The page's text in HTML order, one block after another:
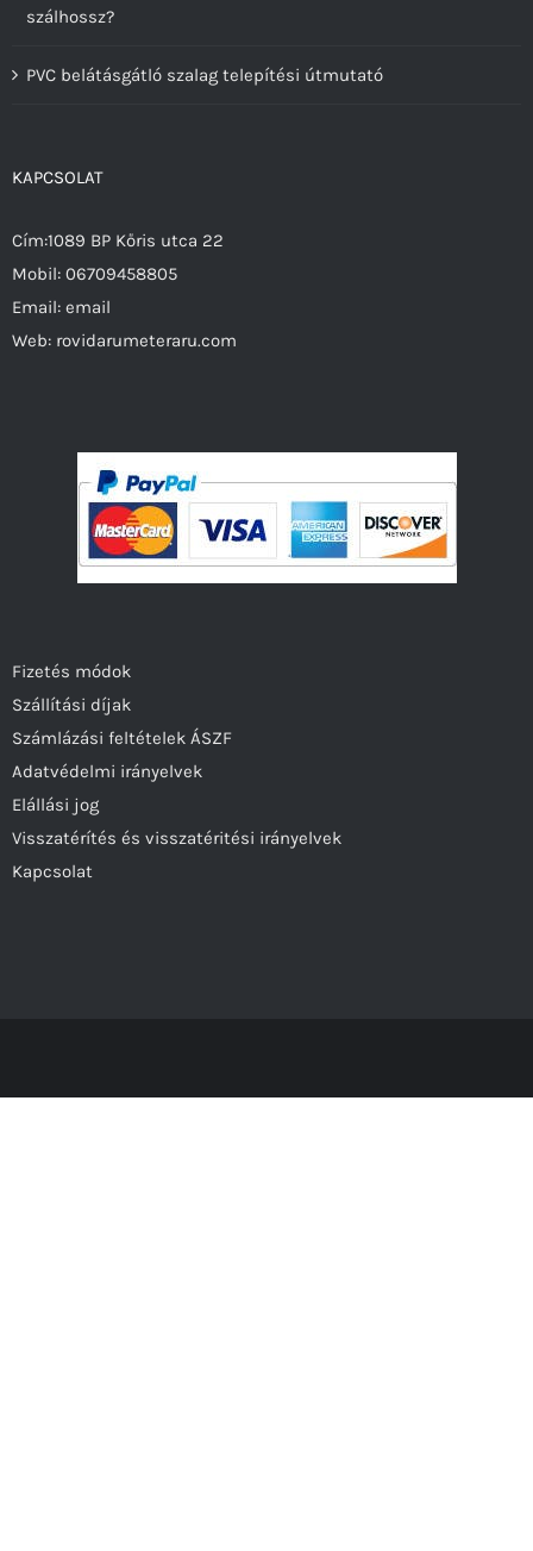
szálhossz?
PVC belátásgátló szalag telepítési útmutató
KAPCSOLAT
Cím:1089 BP Kőris utca 22
Mobil: 06709458805
Email: email
Web: rovidarumeteraru.com
Fizetés módok
Szállítási díjak
Számlázási feltételek ÁSZF
Adatvédelmi irányelvek
Elállási jog
Visszatérítés és visszatéritési irányelvek
Kapcsolat